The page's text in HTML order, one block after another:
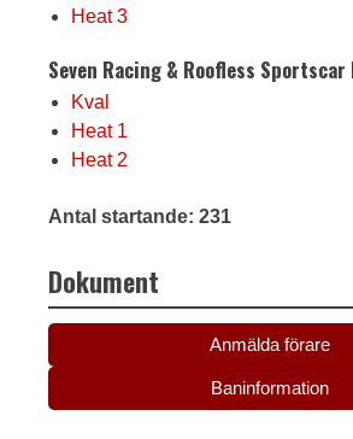
Heat 3
Seven Racing & Roofless Sportscar
Kval
Heat 1
Heat 2
Antal startande: 231
Dokument
Anmälda förare
Baninformation